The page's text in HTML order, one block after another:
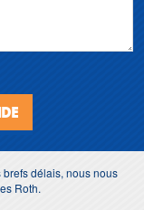
délais, nous nous
Roth.